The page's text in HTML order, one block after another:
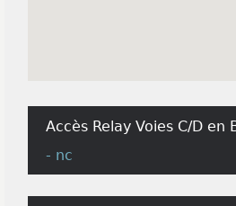
Accès Relay Voies C/D en
- nc